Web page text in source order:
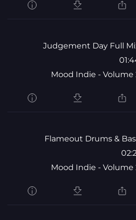
Judgement Day Full
Mood Indie - Volume
Flameout Drums &
Mood Indie - Volume